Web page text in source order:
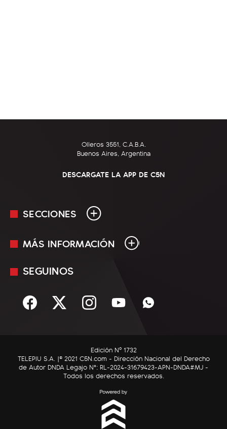
Olleros 3551, C.A.B.A.
Buenos Aires, Argentina
DESCARGATE LA APP DE C5N
SECCIONES
En Vivo
Sociedad
C5N Autos
RatingCero
MÁS INFORMACIÓN
Mediakit
Términos y condiciones
SEGUINOS
Edición Nº 1732
TELEPIU S.A. |© 2021 C5N.com - Dirección Nacional del Derecho
de Autor DNDA Legajo N°: RL-2024-31679423-APN-DNDA#MJ -
Todos los derechos reservados.